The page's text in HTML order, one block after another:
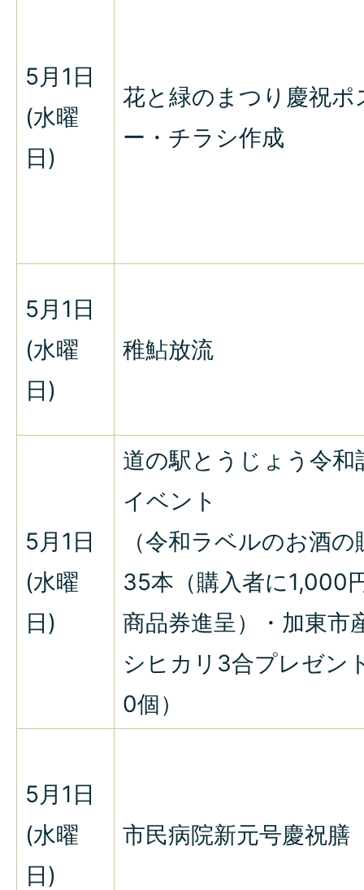
5月1日
(水曜
日)
花と緑のまつり慶祝ポ
ー・チラシ作成
5月1日
(水曜
日)
稚鮎放流
5月1日
(水曜
日)
道の駅とうじょう令和
イベント
（令和ラベルのお酒の
35本（購入者に1,000
商品券進呈）・加東市
シヒカリ3合プレゼン
0個）
5月1日
(水曜
日)
市民病院新元号慶祝膳